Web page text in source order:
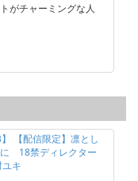
がチャーミングな人
】 【配信限定】凛とし
18禁ディレクター
キ